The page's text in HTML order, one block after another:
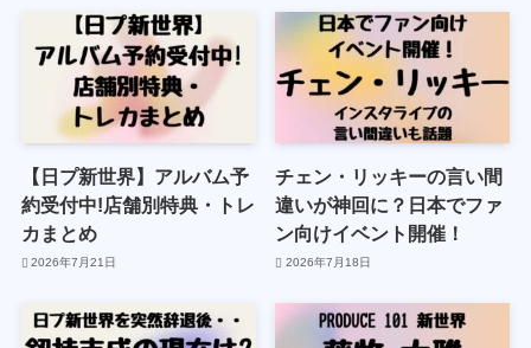
【日プ新世界】アルバム予
約受付中!店舗別特典・トレ
カまとめ
2026年7月21日
チェン・リッキーの言い間
違いが神回に？日本でファ
ン向けイベント開催！
2026年7月18日